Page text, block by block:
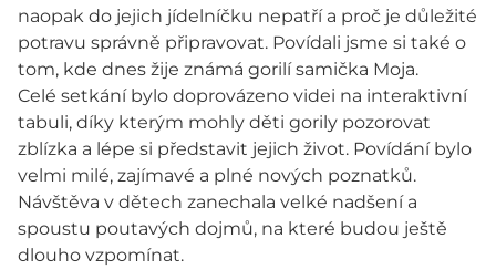
naopak do jejich jídelníčku nepatří a proč je důležité
potravu správně připravovat. Povídali jsme si také o
tom, kde dnes žije známá gorilí samička Moja.
Celé setkání bylo doprovázeno videi na interaktivní
tabuli, díky kterým mohly děti gorily pozorovat
zblízka a lépe si představit jejich život. Povídání bylo
velmi milé, zajímavé a plné nových poznatků.
Návštěva v dětech zanechala velké nadšení a
spoustu poutavých dojmů, na které budou ještě
dlouho vzpomínat.